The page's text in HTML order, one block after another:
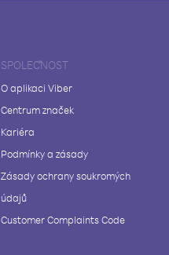
SPOLEČNOST
O aplikaci Viber
Centrum značek
Kariéra
Podmínky a zásady
Zásady ochrany soukromých
údajů
Customer Complaints Code